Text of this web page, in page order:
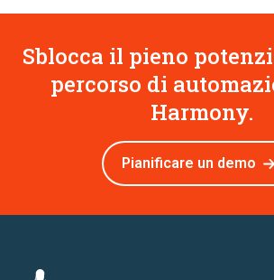
Sblocca il pieno
percorso di
Harmony.
Pianificare un demo